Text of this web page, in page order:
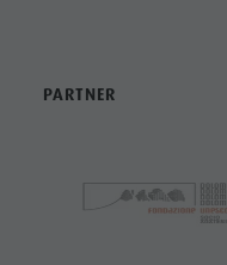
PARTNER